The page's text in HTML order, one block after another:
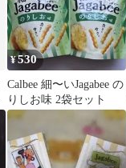
¥530
Calbee 細〜いJagabee の
りしお味 2袋セット